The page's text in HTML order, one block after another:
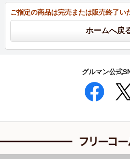
ご指定の商品は完売または販売終了い
グルマン公式